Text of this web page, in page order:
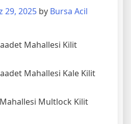
29, 2025 by Bursa Acil
Mahallesi Kilit
Mahallesi Kale Kilit
Multlock Kilit